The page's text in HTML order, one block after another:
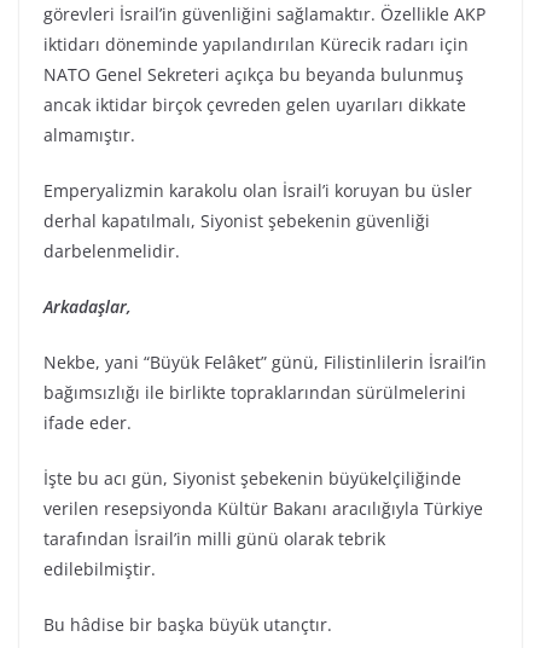
görevleri İsrail’in güvenliğini sağlamaktır. Özellikle AKP
iktidarı döneminde yapılandırılan Kürecik radarı için
NATO Genel Sekreteri açıkça bu beyanda bulunmuş
ancak iktidar birçok çevreden gelen uyarıları dikkate
almamıştır.
Emperyalizmin karakolu olan İsrail’i koruyan bu üsler
derhal kapatılmalı, Siyonist şebekenin güvenliği
darbelenmelidir.
Arkadaşlar,
Nekbe, yani “Büyük Felâket” günü, Filistinlilerin İsrail’in
bağımsızlığı ile birlikte topraklarından sürülmelerini
ifade eder.
İşte bu acı gün, Siyonist şebekenin büyükelçiliğinde
verilen resepsiyonda Kültür Bakanı aracılığıyla Türkiye
tarafından İsrail’in milli günü olarak tebrik
edilebilmiştir.
Bu hâdise bir başka büyük utançtır.